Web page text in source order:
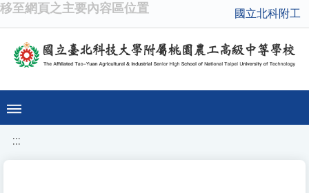
移至網頁之主要內容區位置 國立北科附工
:::